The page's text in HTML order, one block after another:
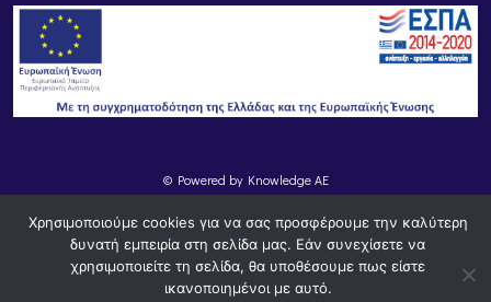
© Powered by Knowledge AE
Χρησιμοποιούμε cookies για να σας προσφέρουμε την καλύτερη
δυνατή εμπειρία στη σελίδα μας. Εάν συνεχίσετε να
χρησιμοποιείτε τη σελίδα, θα υποθέσουμε πως είστε
ικανοποιημένοι με αυτό.